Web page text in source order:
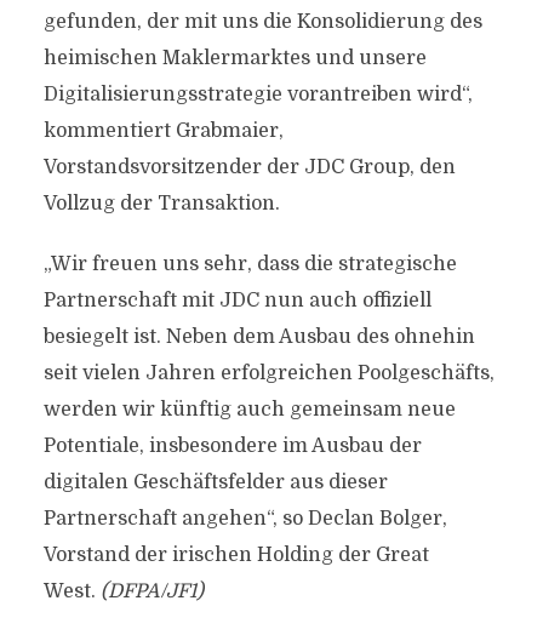
gefunden, der mit uns die Konsolidierung des
heimischen Maklermarktes und unsere
Digitalisierungsstrategie vorantreiben wird“,
kommentiert Grabmaier,
Vorstandsvorsitzender der JDC Group, den
Vollzug der Transaktion.
„Wir freuen uns sehr, dass die strategische
Partnerschaft mit JDC nun auch offiziell
besiegelt ist. Neben dem Ausbau des ohnehin
seit vielen Jahren erfolgreichen Poolgeschäfts,
werden wir künftig auch gemeinsam neue
Potentiale, insbesondere im Ausbau der
digitalen Geschäftsfelder aus dieser
Partnerschaft angehen“, so Declan Bolger,
Vorstand der irischen Holding der Great
West. (DFPA/JF1)